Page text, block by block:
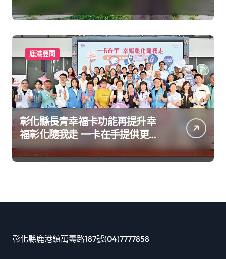
鹿港要聞
彰化縣長青幸福卡功能再提升幸
福彰化隨我走 一卡在手提供更完
善及貼近生活的福利服務
彰化縣鹿港鎮萬壽路187號(04)7777858